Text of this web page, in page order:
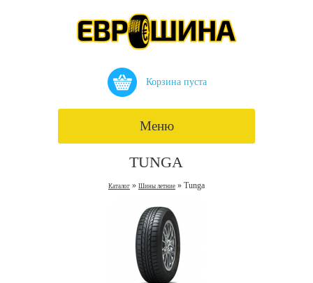
Корзина пуста
Меню
TUNGA
Каталог» Шины летние» Tunga